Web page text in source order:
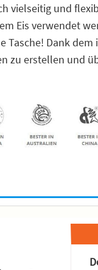
vielseitig und
Eis verwendet
Tasche! Dank
zu erstellen und